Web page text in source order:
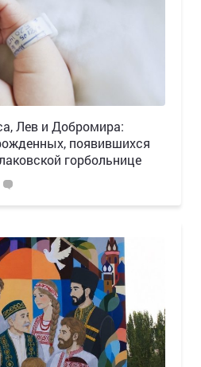
Лев и Добромира:
появившихся
горбольнице